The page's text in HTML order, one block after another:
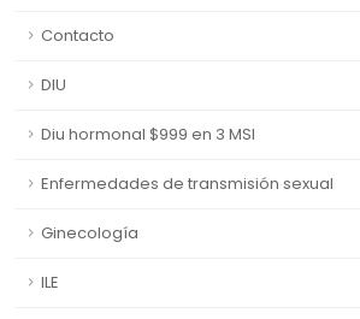
Contacto
DIU
Diu hormonal $999 en 3 MSI
Enfermedades de transmisión sexual
Ginecología
ILE